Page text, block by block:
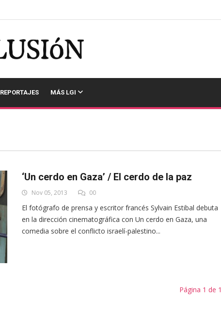
REPORTAJES MÁS LGI
‘Un cerdo en Gaza’ / El cerdo de la paz
Nov 05, 2013 00
El fotógrafo de prensa y escritor francés Sylvain Estibal debuta
en la dirección cinematográfica con Un cerdo en Gaza, una
comedia sobre el conflicto israelí-palestino...
Página 1 de 1